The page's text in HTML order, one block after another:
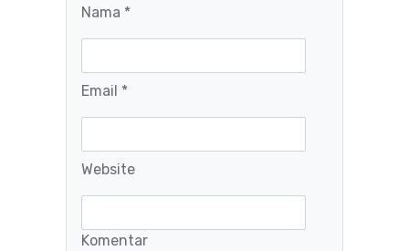
Nama *
Email *
Website
Komentar